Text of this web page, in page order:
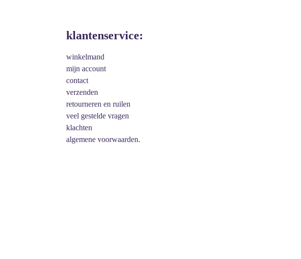
klantenservice:
winkelmand
mijn account
contact
verzenden
retourneren en ruilen
veel gestelde vragen
klachten
algemene voorwaarden.